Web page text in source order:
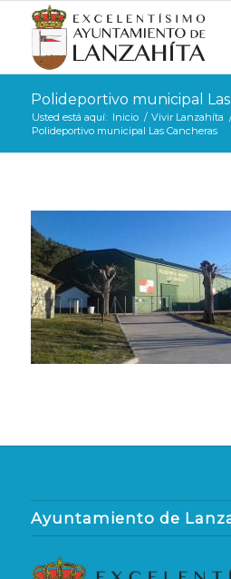
Polideportivo municipal
Usted está aquí: Inicio / Vivir Lanzahíta
Polideportivo municipal Las Cancheras
Ayuntamiento de